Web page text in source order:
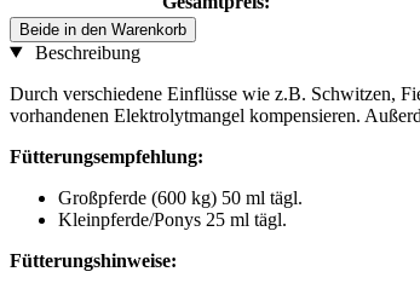
Beide in den Warenkorb
Beschreibung
Durch verschiedene Einflüsse wie z.B. Schwitzen,
vorhandenen Elektrolytmangel kompensieren.
Fütterungsempfehlung:
Großpferde (600 kg) 50 ml tägl.
Kleinpferde/Ponys 25 ml tägl.
Fütterungshinweise: